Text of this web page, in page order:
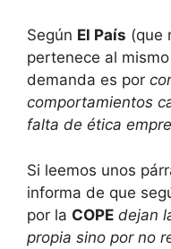
Según El País (que
pertenece al
demanda es por
comportamientos
falta de ética
Si leemos unos
informa de que
por la COPE dejan
propia sino por no